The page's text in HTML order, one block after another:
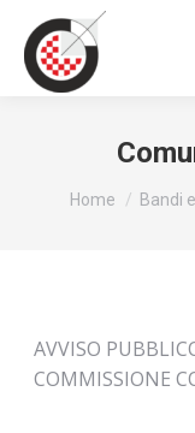
Tu sei qui:
Home Bandi
AVVISO
COMMISSIONE